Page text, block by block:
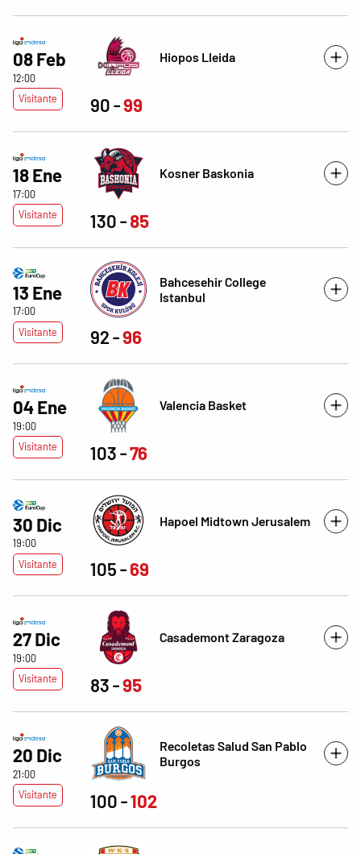
08 Feb
12:00
Visitante
Hiopos Lleida
90 99
18 Ene
17:00
Visitante
Kosner Baskonia
130 85
13 Ene
17:00
Visitante
Bahcesehir College
Istanbul
92 96
04 Ene
19:00
Visitante
Valencia Basket
103 76
30 Dic
19:00
Visitante
Hapoel Midtown Jerusalem
105 69
27 Dic
19:00
Visitante
Casademont Zaragoza
83 95
20 Dic
21:00
Visitante
Recoletas Salud San Pablo
Burgos
100 102